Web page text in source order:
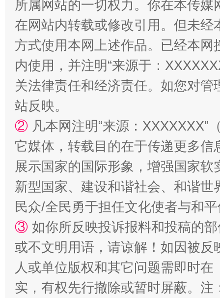
漫山遍野的桃花与雪山、麦地、白藏房 除
招工难、用工荒背后
所属网站的一切权力。你在本传
在网站内转载或修改引用。但未
方式使用本网上述作品。已经本
内使用，并注明“来源于：
关法律责任和经济责任。如您对
站反映。
② 凡本网注明“来源：
它媒体，转载目的在于传递更多
展示国家的国际形象，增强国家
新型国家、建设和谐社会、和谐
民众/全民勇于担任文化使者与和
③ 如你所反映投诉报料和投稿的
或不文明用语，请谅解！如因被
人或单位版权和其它问题需即时在
实，有权先行撤除或暂时屏蔽。